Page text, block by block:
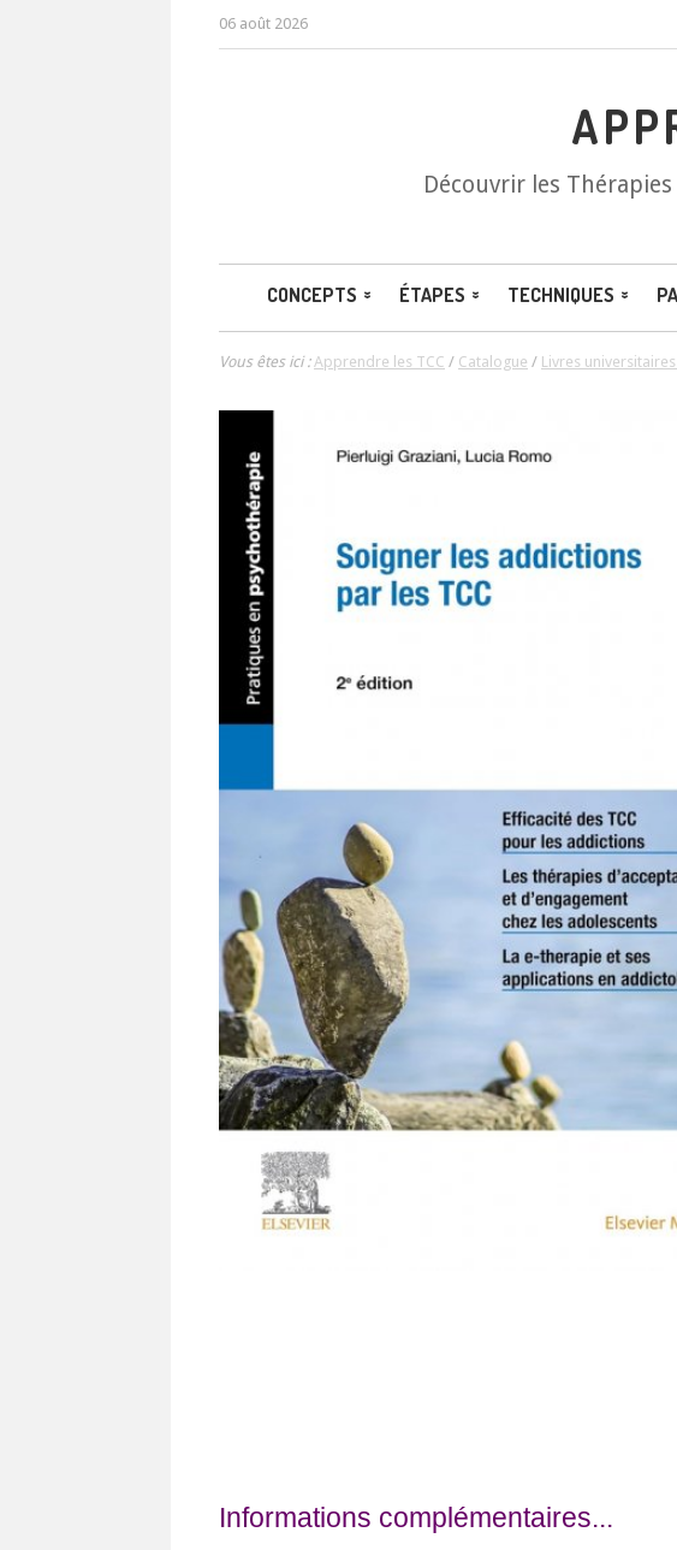
06 août 2026
Découvrir les
CONCEPTS ÉTAPES TECHNIQUES
Vous êtes ici :Apprendre les TCC / Catalogue / Livres
Informations complémentaires...